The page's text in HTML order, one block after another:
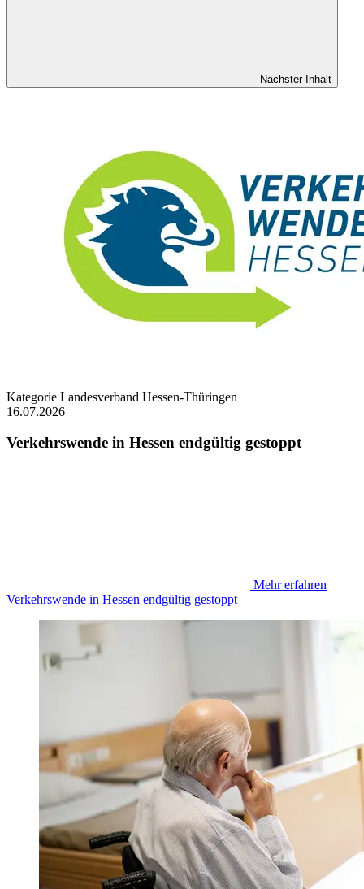
Nächster Inhalt
Kategorie Landesverband Hessen-Thüringen
16.07.2026
Verkehrswende in Hessen endgültig gestoppt
Mehr erfahren
Verkehrswende in Hessen endgültig gestoppt